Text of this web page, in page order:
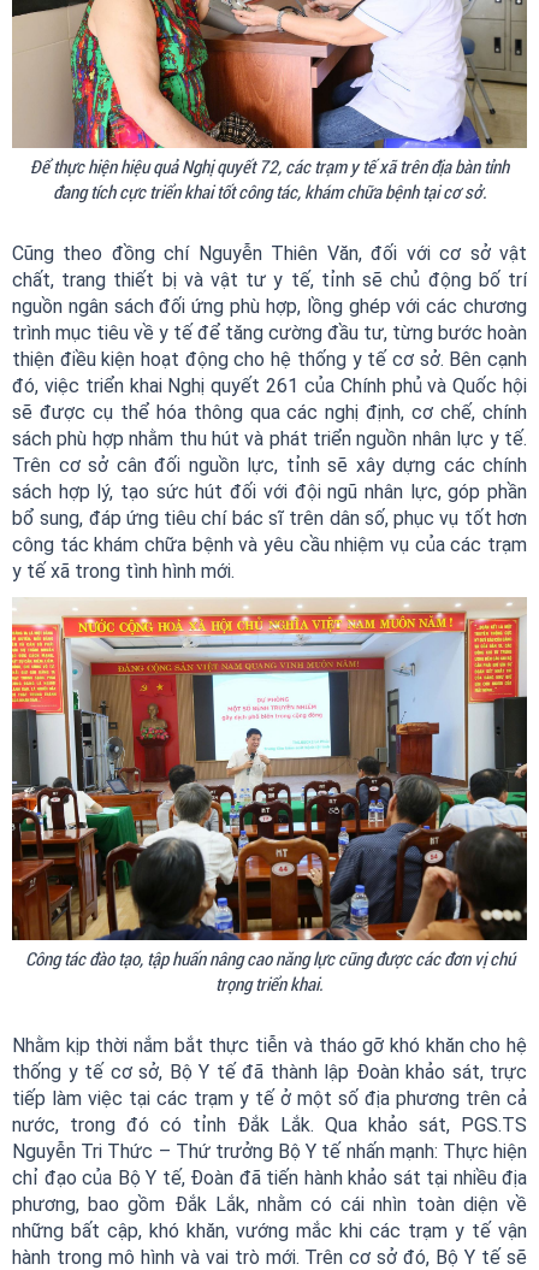
Để thực hiện hiệu quả Nghị quyết 72, các trạm y tế xã trên địa bàn tỉnh
đang tích cực triển khai tốt công tác, khám chữa bệnh tại cơ sở.
Cũng theo đồng chí Nguyễn Thiên Văn, đối với cơ sở vật
chất, trang thiết bị và vật tư y tế, tỉnh sẽ chủ động bố trí
nguồn ngân sách đối ứng phù hợp, lồng ghép với các chương
trình mục tiêu về y tế để tăng cường đầu tư, từng bước hoàn
thiện điều kiện hoạt động cho hệ thống y tế cơ sở. Bên cạnh
đó, việc triển khai Nghị quyết 261 của Chính phủ và Quốc hội
sẽ được cụ thể hóa thông qua các nghị định, cơ chế, chính
sách phù hợp nhằm thu hút và phát triển nguồn nhân lực y tế.
Trên cơ sở cân đối nguồn lực, tỉnh sẽ xây dựng các chính
sách hợp lý, tạo sức hút đối với đội ngũ nhân lực, góp phần
bổ sung, đáp ứng tiêu chí bác sĩ trên dân số, phục vụ tốt hơn
công tác khám chữa bệnh và yêu cầu nhiệm vụ của các trạm
y tế xã trong tình hình mới.
Công tác đào tạo, tập huấn nâng cao năng lực cũng được các đơn vị chú
trọng triển khai.
Nhằm kịp thời nắm bắt thực tiễn và tháo gỡ khó khăn cho hệ
thống y tế cơ sở, Bộ Y tế đã thành lập Đoàn khảo sát, trực
tiếp làm việc tại các trạm y tế ở một số địa phương trên cả
nước, trong đó có tỉnh Đắk Lắk. Qua khảo sát, PGS.TS
Nguyễn Tri Thức – Thứ trưởng Bộ Y tế nhấn mạnh: Thực hiện
chỉ đạo của Bộ Y tế, Đoàn đã tiến hành khảo sát tại nhiều địa
phương, bao gồm Đắk Lắk, nhằm có cái nhìn toàn diện về
những bất cập, khó khăn, vướng mắc khi các trạm y tế vận
hành trong mô hình và vai trò mới. Trên cơ sở đó, Bộ Y tế sẽ